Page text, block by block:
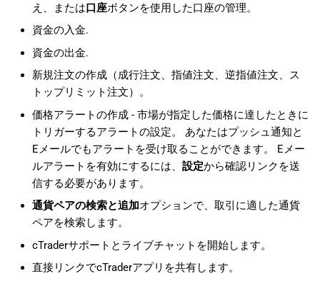
え、または口座ボタンを使用した口座の管理。
資金の入金.
資金の出金.
新規注文の作成（成行注文、指値注文、逆指値注文、ス
トップリミット注文）。
価格アラートの作成 - 市場が指定した価格に達したときに
トリガーするアラートの設定。 あなたはプッシュ通知と
Eメールでもアラートを受け取ることができます。 Eメー
ルアラートを有効にするには、 設定から確認リンクを送
信する必要があります。
通貨ペアの検索と追加オプションで、取引に適した通貨
ペアを検索します。
cTraderサポートとライブチャットを開始します。
直接リンクでcTraderアプリを共有します。